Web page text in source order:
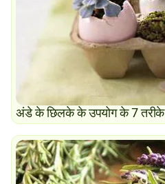
अंडे के छिलके के उपयोग के 7 तरीके